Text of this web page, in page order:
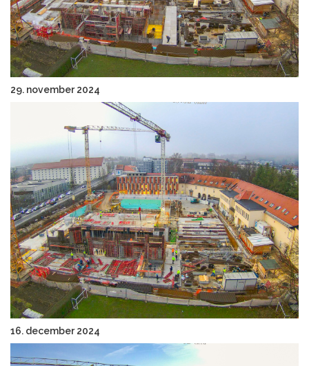
29. november 2024
16. december 2024